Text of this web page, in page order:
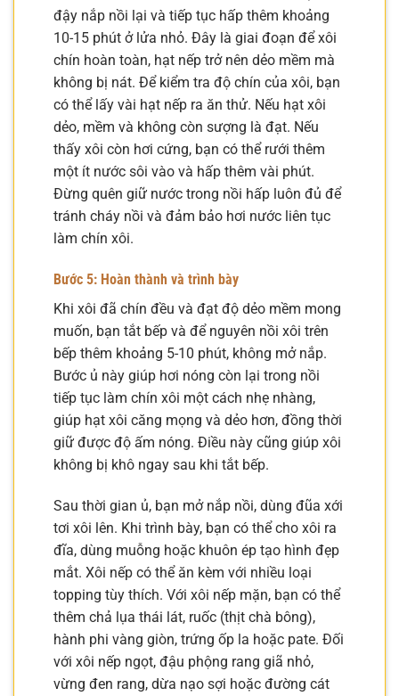
đậy nắp nồi lại và tiếp tục hấp thêm khoảng
10-15 phút ở lửa nhỏ. Đây là giai đoạn để xôi
chín hoàn toàn, hạt nếp trở nên dẻo mềm mà
không bị nát. Để kiểm tra độ chín của xôi, bạn
có thể lấy vài hạt nếp ra ăn thử. Nếu hạt xôi
dẻo, mềm và không còn sượng là đạt. Nếu
thấy xôi còn hơi cứng, bạn có thể rưới thêm
một ít nước sôi vào và hấp thêm vài phút.
Đừng quên giữ nước trong nồi hấp luôn đủ để
tránh cháy nồi và đảm bảo hơi nước liên tục
làm chín xôi.
Bước 5: Hoàn thành và trình bày
Khi xôi đã chín đều và đạt độ dẻo mềm mong
muốn, bạn tắt bếp và để nguyên nồi xôi trên
bếp thêm khoảng 5-10 phút, không mở nắp.
Bước ủ này giúp hơi nóng còn lại trong nồi
tiếp tục làm chín xôi một cách nhẹ nhàng,
giúp hạt xôi căng mọng và dẻo hơn, đồng thời
giữ được độ ấm nóng. Điều này cũng giúp xôi
không bị khô ngay sau khi tắt bếp.
Sau thời gian ủ, bạn mở nắp nồi, dùng đũa xới
tơi xôi lên. Khi trình bày, bạn có thể cho xôi ra
đĩa, dùng muỗng hoặc khuôn ép tạo hình đẹp
mắt. Xôi nếp có thể ăn kèm với nhiều loại
topping tùy thích. Với xôi nếp mặn, bạn có thể
thêm chả lụa thái lát, ruốc (thịt chà bông),
hành phi vàng giòn, trứng ốp la hoặc pate. Đối
với xôi nếp ngọt, đậu phộng rang giã nhỏ,
vừng đen rang, dừa nạo sợi hoặc đường cát